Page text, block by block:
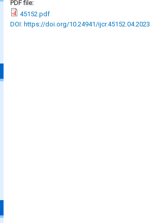
PDF file:
45152.pdf
DOI: https://doi.org/10.24941/ijcr.45152.04.2023